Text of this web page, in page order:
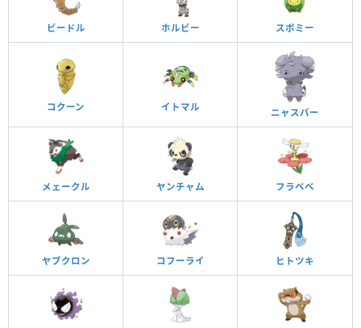
ビードル ホルビー スボミー
コクーン イトマル ニャスパー
メェークル ヤンチャム フラベベ
ヤブクロン コフーライ ヒトツキ